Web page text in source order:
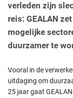
verleden zijn
reis: GEALAN
mogelijke
duurzamer te
Vooral in de
uitdaging om
25 jaar gaat